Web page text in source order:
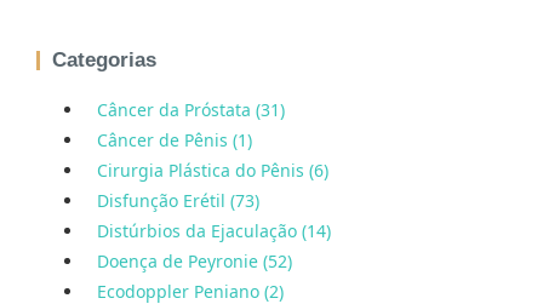
Categorias
Câncer da Próstata (31)
Câncer de Pênis (1)
Cirurgia Plástica do Pênis (6)
Disfunção Erétil (73)
Distúrbios da Ejaculação (14)
Doença de Peyronie (52)
Ecodoppler Peniano (2)